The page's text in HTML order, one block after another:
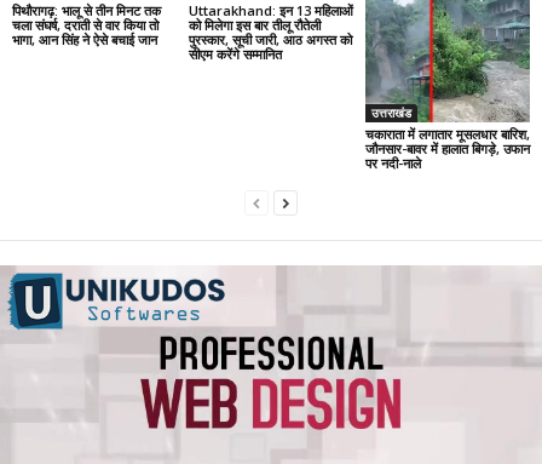
पिथौरागढ़: भालू से तीन मिनट तक
चला संघर्ष, दराती से वार किया तो
भागा, आन सिंह ने ऐसे बचाई जान
Uttarakhand: इन 13 महिलाओं
को मिलेगा इस बार तीलू रौतेली
पुरस्कार, सूची जारी, आठ अगस्त को
सीएम करेंगे सम्मानित
उत्तराखंड
चकाराता में लगातार मूसलधार बारिश,
जौनसार-बावर में हालात बिगड़े, उफान
पर नदी-नाले